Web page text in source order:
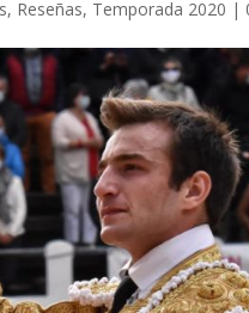
, Reseñas, Temporada 2020 |